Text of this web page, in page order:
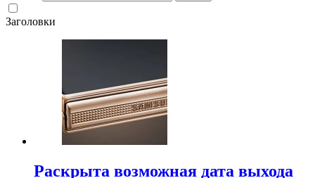
Заголовки
Раскрыта возможная дата выхода